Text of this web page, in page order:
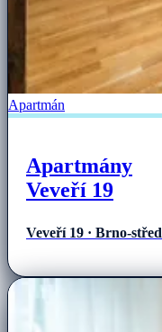
Apartmán
Apartmány
Veveří 19
Veveří 19 · Brno-střed